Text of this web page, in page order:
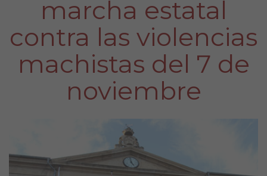
marcha estatal
contra las violencias
machistas del 7 de
noviembre